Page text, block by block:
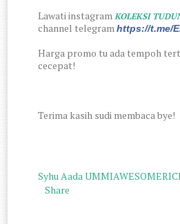
Lawati instagramKOLEKSI
channel telegramhttps://t.me/
Harga promo tu ada tempoh
cecepat!
Terima kasih sudi membaca bye!
Syhu Aada
Share